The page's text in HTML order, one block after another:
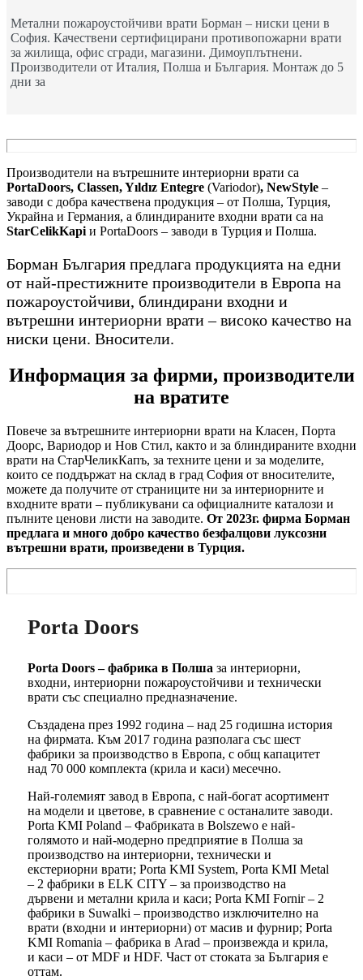
Метални пожароустойчиви врати Борман – ниски цени в
София. Качествени сертифицирани противопожарни врати
за жилища, офис сгради, магазини. Димоуплътнени.
Производители от Италия, Полша и България. Монтаж до 5
дни за
Производители на вътрешните интериорни врати са
PortaDoors, Classen, Yıldız Entegre (Variodor), NewStyle –
заводи с добра качествена продукция – от Полша, Турция,
Украйна и Германия, а блиндираните входни врати са на
StarCelikKapi и PortaDoors – заводи в Турция и Полша.
Борман България предлага продукцията на едни
от най-престижните производители в Европа на
пожароустойчиви, блиндирани входни и
вътрешни интериорни врати – високо качество на
ниски цени. Вносители.
Информация за фирми, производители
на вратите
Повече за вътрешните интериорни врати на Класен, Порта
Доорс, Вариодор и Нов Стил, както и за блиндираните входни
врати на СтарЧеликКапъ, за техните цени и за моделите,
които се поддържат на склад в град София от вносителите,
можете да получите от страниците ни за интериорните и
входните врати – публикувани са официалните каталози и
пълните ценови листи на заводите. От 2023г. фирма Борман
предлага и много добро качество безфалцови луксозни
вътрешни врати, произведени в Турция.
Porta Doors
Porta Doors – фабрика в Полша за интериорни,
входни, интериорни пожароустойчиви и технически
врати със специално предназначение.
Създадена през 1992 година – над 25 годишна история
на фирмата. Към 2017 година разполага със шест
фабрики за производство в Европа, с общ капацитет
над 70 000 комплекта (крила и каси) месечно.
Най-големият завод в Европа, с най-богат асортимент
на модели и цветове, в сравнение с останалите заводи.
Porta KMI Poland – Фабриката в Bolszewo е най-
голямото и най-модерно предприятие в Полша за
производство на интериорни, технически и
екстериорни врати; Porta KMI System, Porta KMI Metal
– 2 фабрики в ELK CITY – за производство на
дървени и метални крила и каси; Porta KMI Fornir – 2
фабрики в Suwalki – производство изключително на
врати (входни и интериорни) от масив и фурнир; Porta
KMI Romania – фабрика в Arad – произвежда и крила,
и каси – от MDF и HDF. Част от стоката за България е
оттам.